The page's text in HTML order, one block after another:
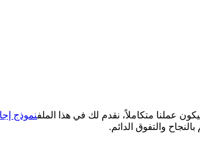
عملنا متكاملاً، نقدم لك في هذا الملفنموذج